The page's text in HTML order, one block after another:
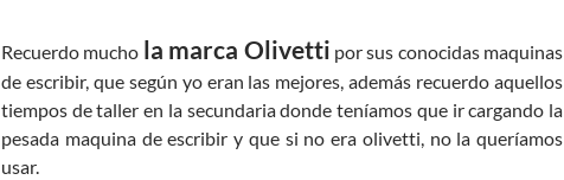
Recuerdo mucho la marca Olivetti por sus conocidas maquinas
de escribir, que según yo eran las mejores, además recuerdo aquellos
tiempos de taller en la secundaria donde teníamos que ir cargando la
pesada maquina de escribir y que si no era olivetti, no la queríamos
usar.